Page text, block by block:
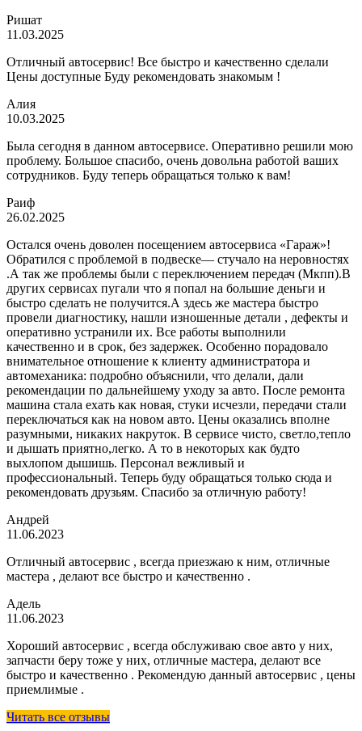
Ришат
11.03.2025
Отличный автосервис! Все быстро и качественно сделали
Цены доступные Буду рекомендовать знакомым !
Алия
10.03.2025
Была сегодня в данном автосервисе. Оперативно решили мою
проблему. Большое спасибо, очень довольна работой ваших
сотрудников. Буду теперь обращаться только к вам!
Раиф
26.02.2025
Остался очень доволен посещением автосервиса «Гараж»!
Обратился с проблемой в подвеске— стучало на неровностях
.А так же проблемы были с переключением передач (Мкпп).В
других сервисах пугали что я попал на большие деньги и
быстро сделать не получится.А здесь же мастера быстро
провели диагностику, нашли изношенные детали , дефекты и
оперативно устранили их. Все работы выполнили
качественно и в срок, без задержек. Особенно порадовало
внимательное отношение к клиенту администратора и
автомеханика: подробно объяснили, что делали, дали
рекомендации по дальнейшему уходу за авто. После ремонта
машина стала ехать как новая, стуки исчезли, передачи стали
переключаться как на новом авто. Цены оказались вполне
разумными, никаких накруток. В сервисе чисто, светло,тепло
и дышать приятно,легко. А то в некоторых как будто
выхлопом дышишь. Персонал вежливый и
профессиональный. Теперь буду обращаться только сюда и
рекомендовать друзьям. Спасибо за отличную работу!
Андрей
11.06.2023
Отличный автосервис , всегда приезжаю к ним, отличные
мастера , делают все быстро и качественно .
Адель
11.06.2023
Хороший автосервис , всегда обслуживаю свое авто у них,
запчасти беру тоже у них, отличные мастера, делают все
быстро и качественно . Рекомендую данный автосервис , цены
приемлимые .
Читать все отзывы